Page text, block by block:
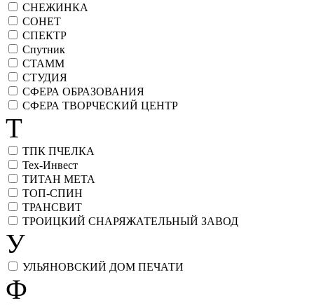
СНЕЖИНКА
СОНЕТ
СПЕКТР
Спутник
СТАММ
СТУДИЯ
СФЕРА ОБРАЗОВАНИЯ
СФЕРА ТВОРЧЕСКИЙ ЦЕНТР
Т
ТПК ПЧЕЛКА
Тех-Инвест
ТИТАН МЕТА
ТОП-СПИН
ТРАНСВИТ
ТРОИЦКИЙ СНАРЯЖАТЕЛЬНЫЙ ЗАВОД
У
УЛЬЯНОВСКИЙ ДОМ ПЕЧАТИ
Ф